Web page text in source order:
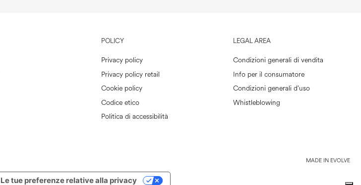
POLICY
Privacy policy
Privacy policy retail
Cookie policy
Codice etico
Politica di accessibilità
LEGAL AREA
Condizioni generali di vendita
Info per il consumatore
Condizioni generali d'uso
Whistleblowing
MADE IN EVOLVE
Le tue preferenze relative alla privacy